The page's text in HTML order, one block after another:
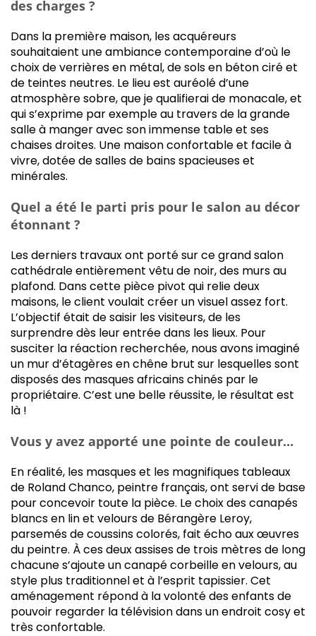
des charges ?
Dans la première maison, les acquéreurs
souhaitaient une ambiance contemporaine d’où le
choix de verrières en métal, de sols en béton ciré et
de teintes neutres. Le lieu est auréolé d’une
atmosphère sobre, que je qualifierai de monacale, et
qui s’exprime par exemple au travers de la grande
salle à manger avec son immense table et ses
chaises droites. Une maison confortable et facile à
vivre, dotée de salles de bains spacieuses et
minérales.
Quel a été le parti pris pour le salon au décor
étonnant ?
Les derniers travaux ont porté sur ce grand salon
cathédrale entièrement vêtu de noir, des murs au
plafond. Dans cette pièce pivot qui relie deux
maisons, le client voulait créer un visuel assez fort.
L’objectif était de saisir les visiteurs, de les
surprendre dès leur entrée dans les lieux. Pour
susciter la réaction recherchée, nous avons imaginé
un mur d’étagères en chêne brut sur lesquelles sont
disposés des masques africains chinés par le
propriétaire. C’est une belle réussite, le résultat est
là !
Vous y avez apporté une pointe de couleur…
En réalité, les masques et les magnifiques tableaux
de Roland Chanco, peintre français, ont servi de base
pour concevoir toute la pièce. Le choix des canapés
blancs en lin et velours de Bérangère Leroy,
parsemés de coussins colorés, fait écho aux œuvres
du peintre. À ces deux assises de trois mètres de long
chacune s’ajoute un canapé corbeille en velours, au
style plus traditionnel et à l’esprit tapissier. Cet
aménagement répond à la volonté des enfants de
pouvoir regarder la télévision dans un endroit cosy et
très confortable.